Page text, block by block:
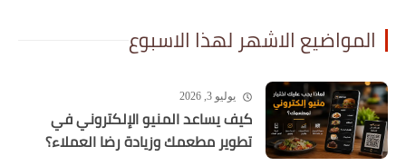
المواضيع الاشهر لهذا الاسبوع
يوليو 3, 2026
كيف يساعد المنيو الإلكتروني في
تطوير مطعمك وزيادة رضا العملاء؟